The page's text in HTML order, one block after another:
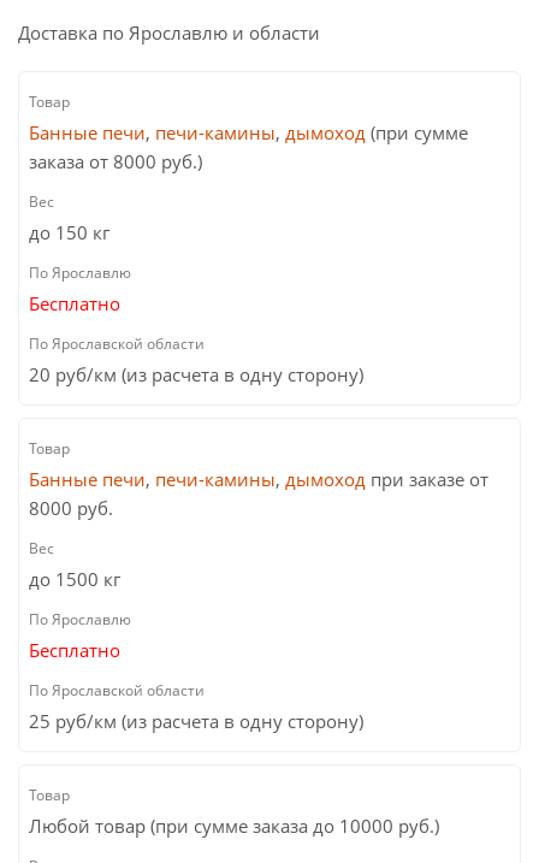
Доставка по Ярославлю и области
Банные печи, печи-камины, дымоход (при сумме
заказа от 8000 руб.)
до 150 кг
Бесплатно
20 руб/км (из расчета в одну сторону)
Банные печи, печи-камины, дымоход при заказе от
8000 руб.
до 1500 кг
Бесплатно
25 руб/км (из расчета в одну сторону)
Любой товар (при сумме заказа до 10000 руб.)